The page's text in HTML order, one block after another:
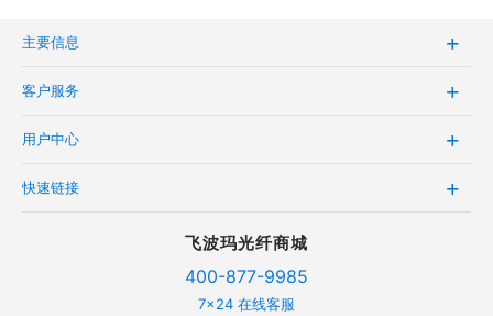
主要信息
客户服务
用户中心
快速链接
飞波玛光纤商城
400-877-9985
7x24 在线客服